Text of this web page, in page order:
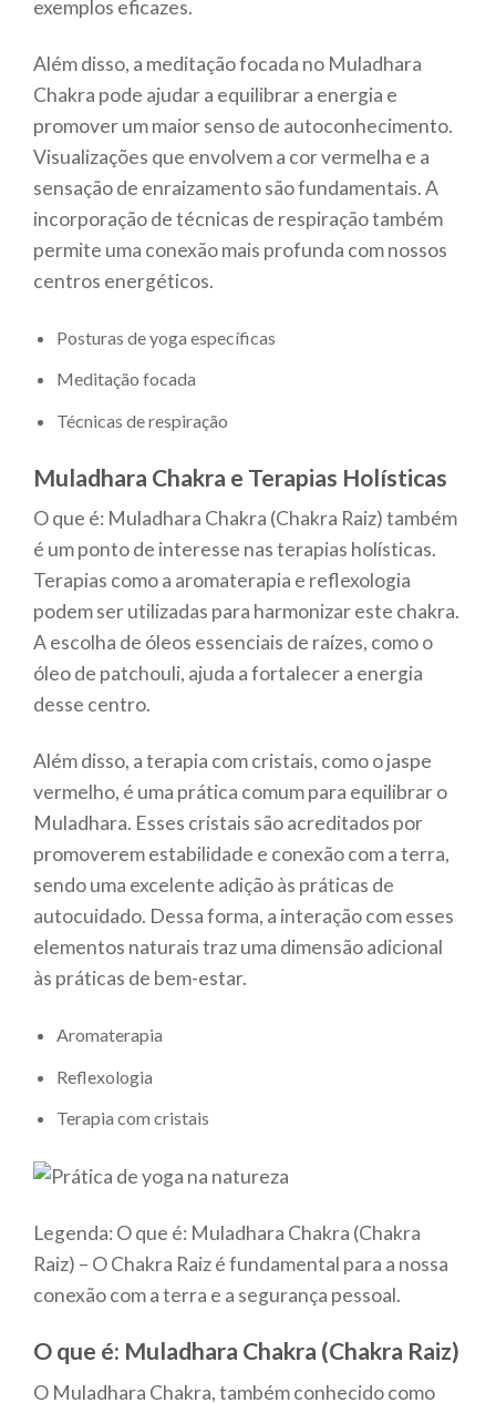
exemplos eficazes.
Além disso, a meditação focada no Muladhara
Chakra pode ajudar a equilibrar a energia e
promover um maior senso de autoconhecimento.
Visualizações que envolvem a cor vermelha e a
sensação de enraizamento são fundamentais. A
incorporação de técnicas de respiração também
permite uma conexão mais profunda com nossos
centros energéticos.
Posturas de yoga específicas
Meditação focada
Técnicas de respiração
Muladhara Chakra e Terapias Holísticas
O que é: Muladhara Chakra (Chakra Raiz) também
é um ponto de interesse nas terapias holísticas.
Terapias como a aromaterapia e reflexologia
podem ser utilizadas para harmonizar este chakra.
A escolha de óleos essenciais de raízes, como o
óleo de patchouli, ajuda a fortalecer a energia
desse centro.
Além disso, a terapia com cristais, como o jaspe
vermelho, é uma prática comum para equilibrar o
Muladhara. Esses cristais são acreditados por
promoverem estabilidade e conexão com a terra,
sendo uma excelente adição às práticas de
autocuidado. Dessa forma, a interação com esses
elementos naturais traz uma dimensão adicional
às práticas de bem-estar.
Aromaterapia
Reflexologia
Terapia com cristais
Legenda: O que é: Muladhara Chakra (Chakra
Raiz) – O Chakra Raiz é fundamental para a nossa
conexão com a terra e a segurança pessoal.
O que é: Muladhara Chakra (Chakra Raiz)
O Muladhara Chakra, também conhecido como